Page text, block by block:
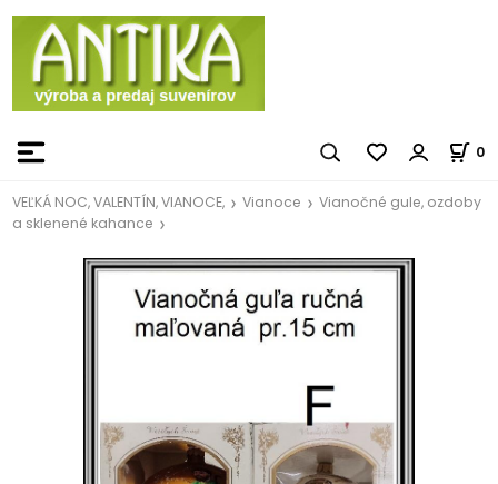
0
VEĽKÁ NOC, VALENTÍN, VIANOCE, Vianoce
Vianočné gule, ozdoby
a sklenené kahance